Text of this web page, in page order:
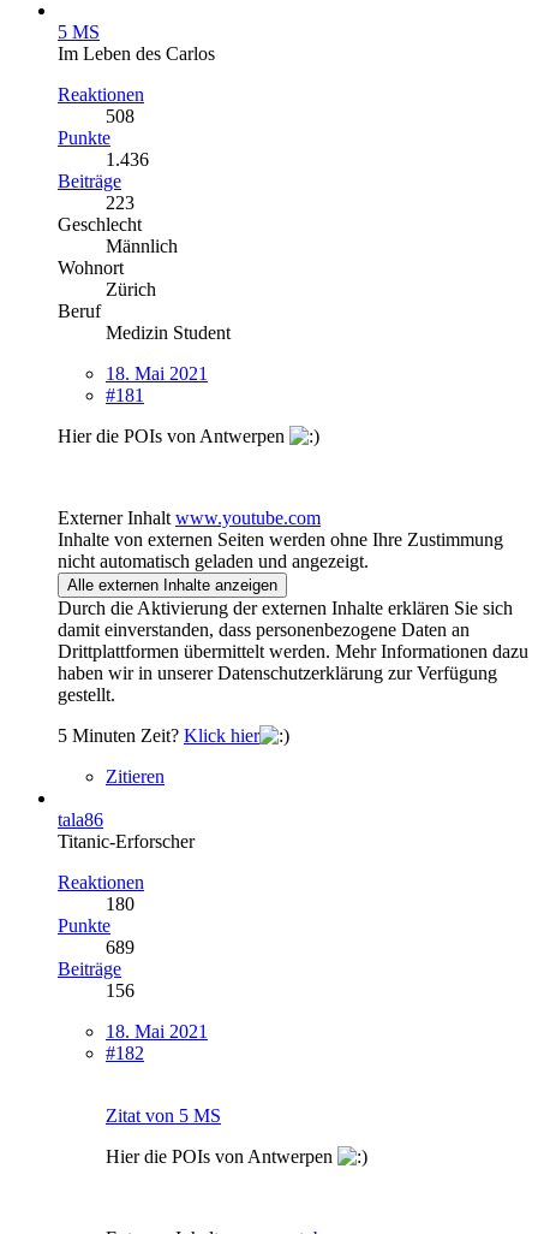
5 MS
Im Leben des Carlos
Reaktionen
508
Punkte
1.436
Beiträge
223
Geschlecht
Männlich
Wohnort
Zürich
Beruf
Medizin Student
18. Mai 2021
#181
Hier die POIs von Antwerpen
Externer Inhalt www.youtube.com
Inhalte von externen Seiten werden ohne Ihre Zustimmung
nicht automatisch geladen und angezeigt.
Alle externen Inhalte anzeigen
Durch die Aktivierung der externen Inhalte erklären Sie sich
damit einverstanden, dass personenbezogene Daten an
Drittplattformen übermittelt werden. Mehr Informationen dazu
haben wir in unserer Datenschutzerklärung zur Verfügung
gestellt.
5 Minuten Zeit? Klick hier
Zitieren
tala86
Titanic-Erforscher
Reaktionen
180
Punkte
689
Beiträge
156
18. Mai 2021
#182
Zitat von 5 MS
Hier die POIs von Antwerpen